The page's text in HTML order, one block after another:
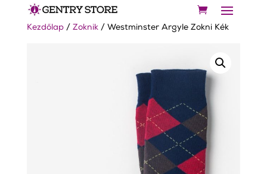
Kezdőlap/ Zoknik/ Westminster Argyle Zokni Kék